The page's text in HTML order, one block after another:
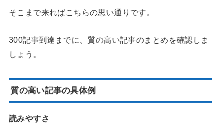
そこまで来ればこちらの思い通りです。
300記事到達までに、質の高い記事のまとめを確認しま
しょう。
質の高い記事の具体例
読みやすさ